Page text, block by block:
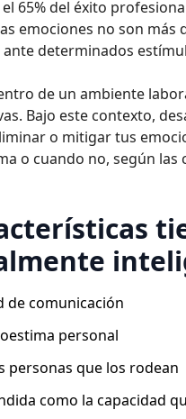
65% del éxito
emociones no son
determinados
de un ambiente
Bajo este contexto,
o mitigar tus
o cuando no, según
de comunicación
personal
personas que los rodean
como la capacidad